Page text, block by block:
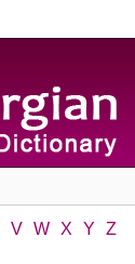
V W X Y Z